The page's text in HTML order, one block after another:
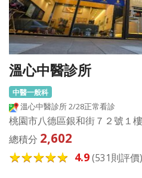
溫心中醫診所
中醫一般科
溫心中醫診所 2/28正常看診
桃園市八德區銀和街７２號１樓
總積分 2,602
4.9(531則評價